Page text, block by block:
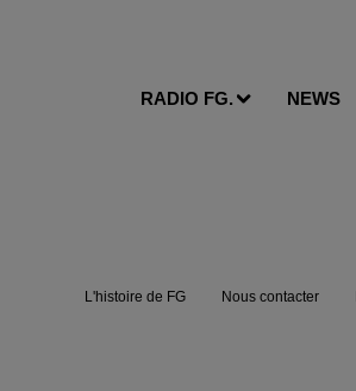
RADIO FG. NEWS
L'histoire de FG Nous contacter